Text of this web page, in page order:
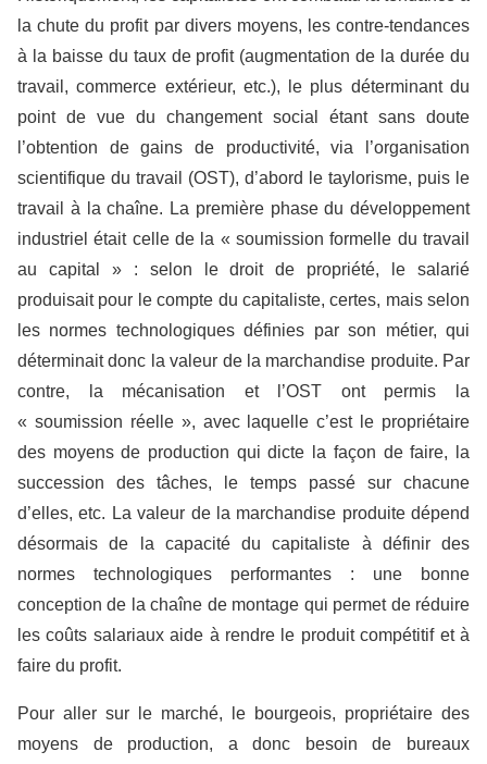
la chute du profit par divers moyens, les contre-tendances
à la baisse du taux de profit (augmentation de la durée du
travail, commerce extérieur, etc.), le plus déterminant du
point de vue du changement social étant sans doute
l’obtention de gains de productivité, via l’organisation
scientifique du travail (OST), d’abord le taylorisme, puis le
travail à la chaîne. La première phase du développement
industriel était celle de la « soumission formelle du travail
au capital » : selon le droit de propriété, le salarié
produisait pour le compte du capitaliste, certes, mais selon
les normes technologiques définies par son métier, qui
déterminait donc la valeur de la marchandise produite. Par
contre, la mécanisation et l’OST ont permis la
« soumission réelle », avec laquelle c’est le propriétaire
des moyens de production qui dicte la façon de faire, la
succession des tâches, le temps passé sur chacune
d’elles, etc. La valeur de la marchandise produite dépend
désormais de la capacité du capitaliste à définir des
normes technologiques performantes : une bonne
conception de la chaîne de montage qui permet de réduire
les coûts salariaux aide à rendre le produit compétitif et à
faire du profit.
Pour aller sur le marché, le bourgeois, propriétaire des
moyens de production, a donc besoin de bureaux